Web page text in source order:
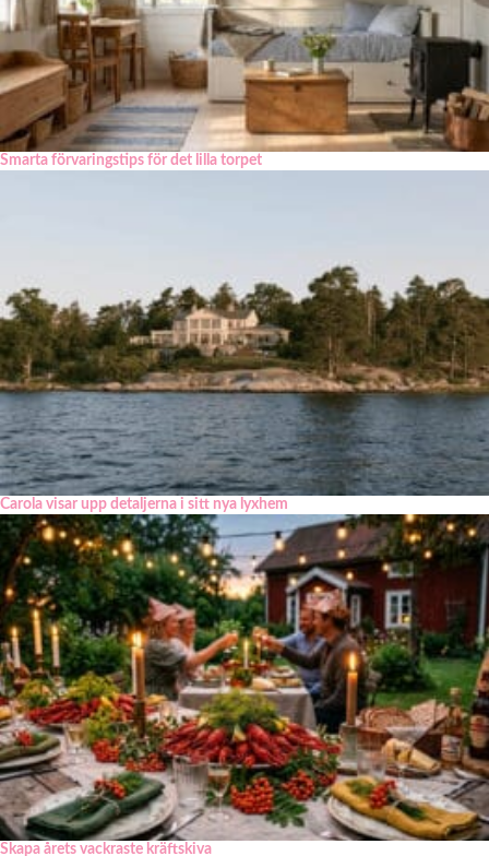
Smarta förvaringstips för det lilla torpet
Carola visar upp detaljerna i sitt nya lyxhem
Skapa årets vackraste kräftskiva